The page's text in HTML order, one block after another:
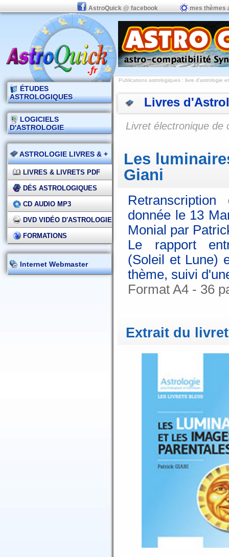
AstroQuick @ facebook mes thèmes
ÉTUDES
ASTROLOGIQUES
LOGICIELS
D'ASTROLOGIE
ASTROLOGIE LIVRES & +
LIVRES & LIVRETS PDF
DÉS ASTROLOGIQUES
CD AUDIO MP3
DVD VIDÉO D'ASTROLOGIE
FORMATIONS
Internet Webmaster
Publications astrologiques : livre d'astrologie
Livres
Livret électronique de
Les
Giani
donnée le 13
Monial par
Le rapport
(Soleil et Lune)
thème, suivi
Format A4 - 36
Extrait du livret